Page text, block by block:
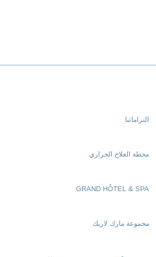
التزاماتنا
محطة العلاج الحراري
GRAND HÔTEL & SPA
مجموعة مارك لاريك